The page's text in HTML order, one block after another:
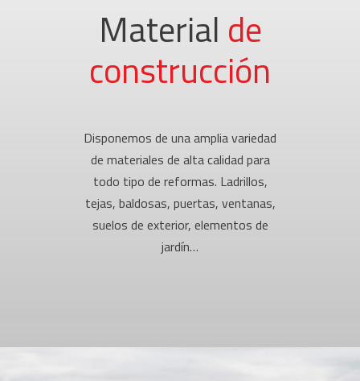
Material de
construcción
Disponemos de una amplia variedad
de materiales de alta calidad para
todo tipo de reformas. Ladrillos,
tejas, baldosas, puertas, ventanas,
suelos de exterior, elementos de
jardín…